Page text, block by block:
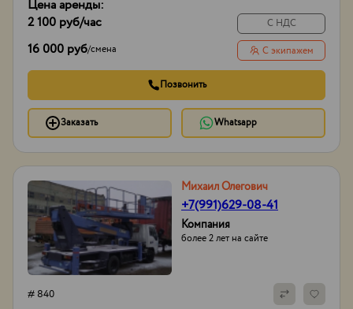
Цена аренды:
2 100 руб/час
16 000 руб/смена
С НДС
С экипажем
Позвонить
Заказать Whatsapp
Михаил Олегович
+7(991)629-08-41
Компания
более 2 лет на сайте
# 840